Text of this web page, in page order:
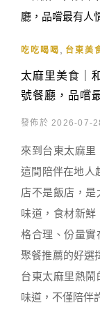
吃吃喝喝 台東美
太麻里美食｜
號餐廳，品嚐
發佈於 2026-07-
來到台東太麻
這間陪伴在地人
店不是飯店，
味道，食材新
格合理、份量實
聚餐推薦的好選
台東太麻里熱
味道，不僅陪伴